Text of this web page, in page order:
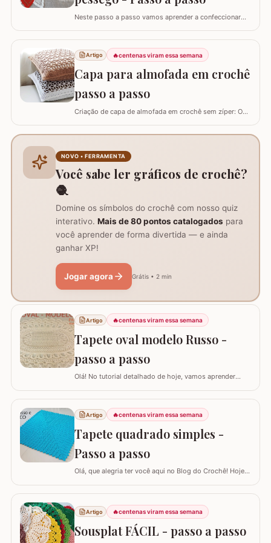
Neste passo a passo vamos aprender a confeccionar
utilizar esta flor sem relevo para que não atrapalhe se
precisar colocar algo em cima. Para este trabalho
utilizei os fios Duna da Círculo S.A. Você pode utilizar os
fios Barroco maxcolor, Barroco…
Artigo 🔥centenas viram essa semana
Capa para almofada em crochê
passo a passo
Criação de capa de almofada em crochê sem zíper: O
prática para lavar e versátil, usando crochê com fio de
Materiais necessários para o projeto: São
NOVO • FERRAMENTA
Você sabe ler gráficos de crochê?
🧶
Domine os símbolos do crochê com nosso quiz
interativo. Mais de 80 pontos catalogados para
você aprender de forma divertida — e ainda
ganhar XP!
Jogar agora Grátis • 2 min
Artigo 🔥centenas viram essa semana
Tapete oval modelo Russo -
passo a passo
Olá! No tutorial detalhado de hoje, vamos aprender
RUSSO. Recentemente, postamos aqui no blog a versão
redonda deste modelo, e você pode conferir clicando
AQUI. Este é um trabalho clássico que combina com
vários ambientes e é uma excelente…
Artigo 🔥centenas viram essa semana
Tapete quadrado simples -
Passo a passo
Olá, que alegria ter você aqui no Blog do Crochê! Hoje
juntos o TAPETE QUADRADO SIMPLES. Este é um
modelo clássico, super fácil de executar e muito
versátil, pois permite que você adapte o tamanho
conforme a sua necessidade, garantindo que o…
Artigo 🔥centenas viram essa semana
Sousplat FÁCIL - passo a passo